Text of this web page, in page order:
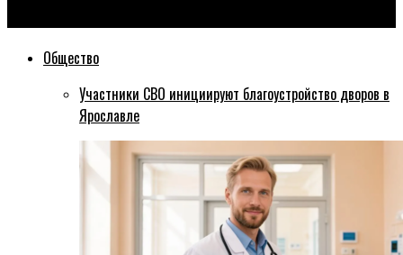
Общество
Участники СВО инициируют благоустройство дворов в
Ярославле